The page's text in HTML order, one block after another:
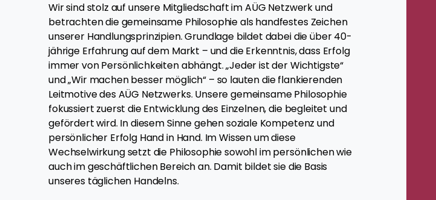
Wir sind stolz auf unsere Mitgliedschaft im AÜG Netzwerk und
betrachten die gemeinsame Philosophie als handfestes Zeichen
unserer Handlungsprinzipien. Grundlage bildet dabei die über 40-
jährige Erfahrung auf dem Markt – und die Erkenntnis, dass Erfolg
immer von Persönlichkeiten abhängt. „Jeder ist der Wichtigste“
und „Wir machen besser möglich“ – so lauten die flankierenden
Leitmotive des AÜG Netzwerks. Unsere gemeinsame Philosophie
fokussiert zuerst die Entwicklung des Einzelnen, die begleitet und
gefördert wird. In diesem Sinne gehen soziale Kompetenz und
persönlicher Erfolg Hand in Hand. Im Wissen um diese
Wechselwirkung setzt die Philosophie sowohl im persönlichen wie
auch im geschäftlichen Bereich an. Damit bildet sie die Basis
unseres täglichen Handelns.